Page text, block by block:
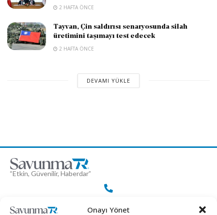
Onayı Yönet
2 HAFTA ÖNCE
Tayvan, Çin saldırısı senaryosunda silah
üretimini taşımayı test edecek
2 HAFTA ÖNCE
DEVAMI YÜKLE
“Etkin, Güvenilir, Haberdar”
+90 530 308 17 96